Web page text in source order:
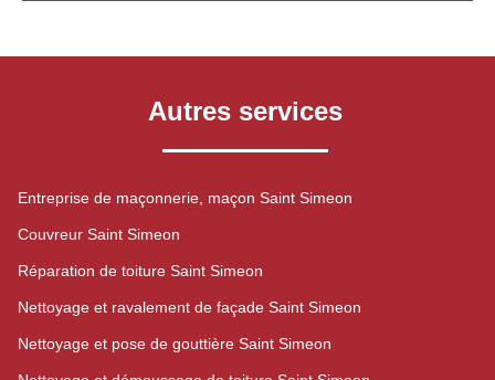
Autres services
Entreprise de maçonnerie, maçon Saint Simeon
Couvreur Saint Simeon
Réparation de toiture Saint Simeon
Nettoyage et ravalement de façade Saint Simeon
Nettoyage et pose de gouttière Saint Simeon